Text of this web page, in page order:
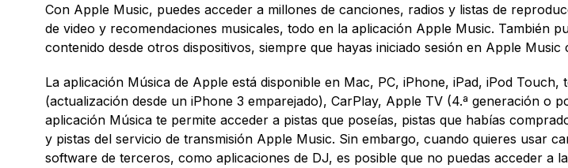
Con Apple Music, puedes acceder a millones de canciones, radios y listas de
de video y recomendaciones musicales, todo en la aplicación Apple Music. También
contenido desde otros dispositivos, siempre que hayas iniciado sesión en Apple Music
La aplicación Música de Apple está disponible en Mac, PC, iPhone, iPad, iPod
(actualización desde un iPhone 3 emparejado), CarPlay, Apple TV (4.ª generación o
aplicación Música te permite acceder a pistas que poseías, pistas que habías
y pistas del servicio de transmisión Apple Music. Sin embargo, cuando quieres usar
software de terceros, como aplicaciones de DJ, es posible que no puedas acceder a